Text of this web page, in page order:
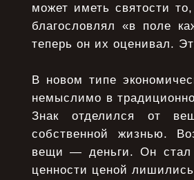
может иметь святости
благословлял «в поле
теперь он их оценивал.
В новом типе
немыслимо в
Знак отделился от
собственной жизнью.
вещи — деньги. Он стал
ценности ценой